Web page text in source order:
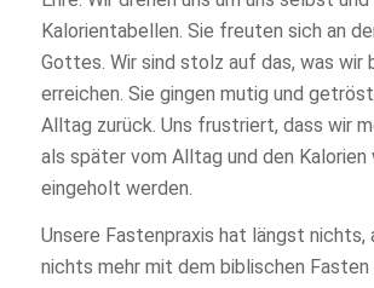
Kalorientabellen. Sie freuten sich an
Gottes. Wir sind stolz auf das, was wir
erreichen. Sie gingen mutig und
Alltag zurück. Uns frustriert, dass wir
als später vom Alltag und den Kalorien
eingeholt werden.
Unsere Fastenpraxis hat längst nichts,
nichts mehr mit dem biblischen Fasten